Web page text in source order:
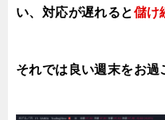
い、対応が遅れると儲け
それでは良い週末をお過